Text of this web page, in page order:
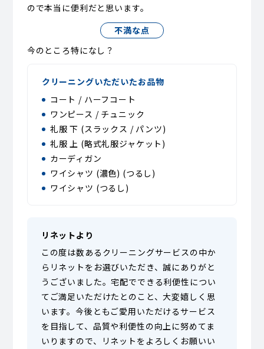
ので本当に便利だと思います。
不満な点
今のところ特になし？
クリーニングいただいたお品物
コート / ハーフコート
ワンピース / チュニック
礼服 下 (スラックス / パンツ)
礼服 上 (略式礼服ジャケット)
カーディガン
ワイシャツ (濃色) (つるし)
ワイシャツ (つるし)
リネットより
この度は数あるクリーニングサービスの中か
らリネットをお選びいただき、誠にありがと
うございました。宅配でできる利便性につい
てご満足いただけたとのこと、大変嬉しく思
います。今後ともご愛用いただけるサービス
を目指して、品質や利便性の向上に努めてま
いりますので、リネットをよろしくお願いい